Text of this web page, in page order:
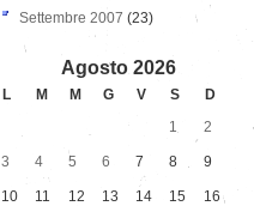
Settembre 2007 (23)
Agosto 2026
L M M G V S
D
1
2
3 4 5 6 7 8 9
10 11 12 13 14 15 16